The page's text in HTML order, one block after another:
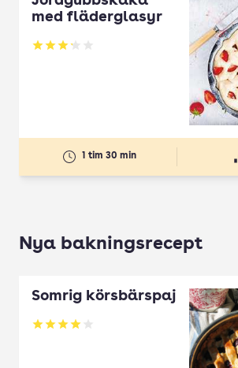
med fläderglasyr
Betyg: 3.17 av 5
1 tim 30 min
Nya bakningsrecept
Somrig körsbärspaj
Betyg: 4 av 5